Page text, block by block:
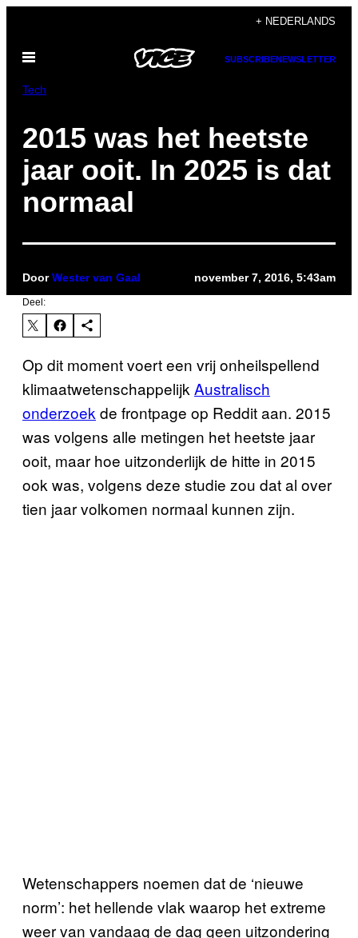
de
inhoud
+ NEDERLANDS
Open
SUBSCRIBENEWSLETTER
Tech
2015 was het heetste
jaar ooit. In 2025 is dat
normaal
DoorWester van Gaal november 7, 2016, 5:43am
Deel:
Op dit moment voert een vrij onheilspellend
klimaatwetenschappelijk Australisch
onderzoek de frontpage op Reddit aan. 2015
was volgens alle metingen het heetste jaar
ooit, maar hoe uitzonderlijk de hitte in 2015
ook was, volgens deze studie zou dat al over
tien jaar volkomen normaal kunnen zijn.
Wetenschappers noemen dat de ‘nieuwe
norm’: het hellende vlak waarop het extreme
weer van vandaag de dag geen uitzondering